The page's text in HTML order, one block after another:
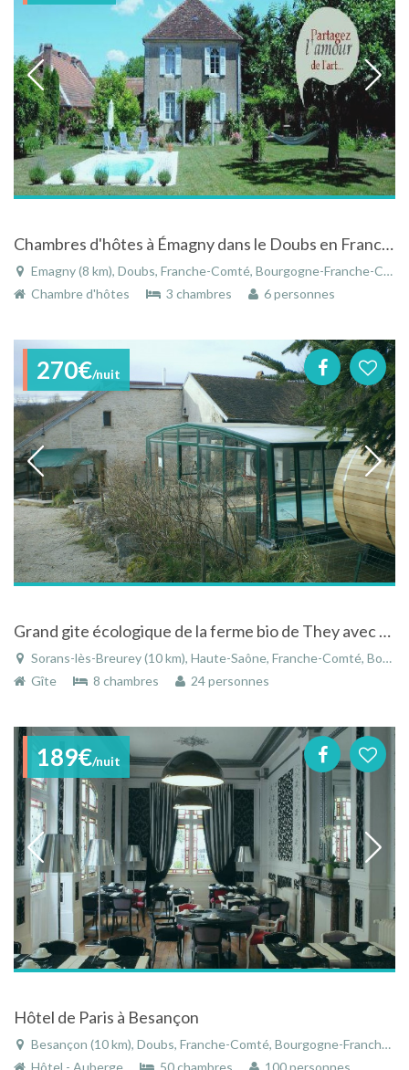
Chambres d'hôtes à Émagny dans le Doubs en Franche-Compté à proximité de Besançon
Emagny (8 km), Doubs, Franche-Comté, Bourgogne-Franche-Comté, France
Chambre d'hôtes
3 chambres 6 personnes
270€/nuit
Grand gite écologique de la ferme bio de They avec pscine chauffée toute l'année
Sorans-lès-Breurey (10 km), Haute-Saône, Franche-Comté, Bourgogne-Franche-Comté, France
Gîte
8 chambres 24 personnes
189€/nuit
Hôtel de Paris à Besançon
Besançon (10 km), Doubs, Franche-Comté, Bourgogne-Franche-Comté, France
Hôtel - Auberge
50 chambres 100 personnes